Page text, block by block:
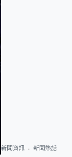
新聞資訊 新聞熱話